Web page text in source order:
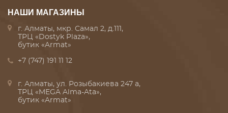
НАШИ МАГАЗИНЫ
г. Алматы, мкр. Самал 2, д.111,
ТРЦ «Dostyk Plaza»,
бутик «Armat»
+7 (747) 191 11 12
г. Алматы, ул. Розыбакиева 247 а,
ТРЦ «MEGA Alma-Ata»,
бутик «Armat»